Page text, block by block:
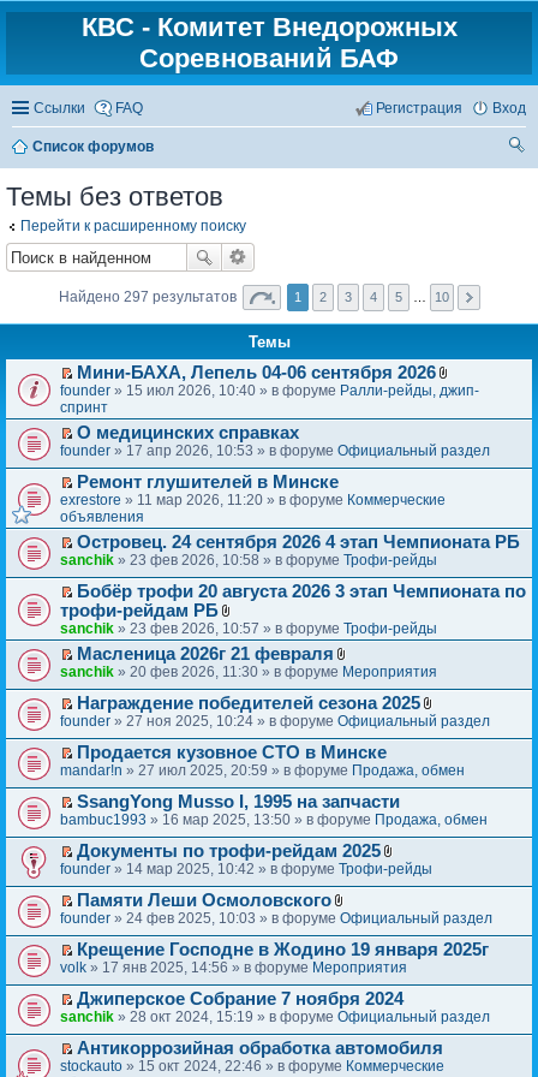
КВС - Комитет Внедорожных
Соревнований БАФ
Ссылки FAQ Вход
Регистрация
Список форумов
Темы без ответов
Перейти к расширенному поиску
Найдено 297 результатов 1 2 3 4 5 … 10
Темы
П
е
р
е
й
т
и
к
п
е
р
о
м
у
н
е
п
р
о
ч
и
т
а
н
н
о
м
у
с
о
о
б
щ
е
н
и
ю
Мини-БАХА, Лепель 04-06 сентября 2026
В
о
е
н
founder » 15 июл 2026, 10:40 » в форуме Ралли-рейды, джип-
спринт
П
е
р
е
й
т
и
к
п
е
р
в
о
м
н
е
р
о
ч
и
т
а
н
н
о
у
с
о
о
б
щ
е
н
и
ю
О медицинских справках
founder » 17 апр 2026, 10:53 » в форуме Официальный раздел
П
е
р
е
й
т
и
к
п
е
р
в
о
м
н
е
р
о
ч
и
т
а
н
н
о
м
у
с
о
о
б
щ
е
Ремонт глушителей в Минске
exrestore » 11 мар 2026, 11:20 » в форуме Коммерческие
объявления
П
е
р
е
й
т
и
к
п
е
р
в
о
м
у
н
е
п
р
о
ч
и
т
а
н
н
о
м
с
о
Островец. 24 сентября 2026 4 этап Чемпионата РБ
sanchik » 23 фев 2026, 10:58 » в форуме Трофи-рейды
П
е
р
е
й
т
и
к
п
е
р
в
о
м
у
н
е
п
р
о
ч
и
т
а
н
н
о
м
Бобёр трофи 20 августа 2026 3 этап Чемпионата по
трофи-рейдам РБ
В
л
о
ж
е
н
и
я
sanchik » 23 фев 2026, 10:57 » в форуме Трофи-рейды
П
е
р
е
й
и
к
п
е
р
в
о
м
у
н
е
п
р
о
ч
и
т
а
н
Масленица 2026г 21 февраля
В
л
о
ж
е
н
и
я
sanchik » 20 фев 2026, 11:30 » в форуме Мероприятия
П
е
р
е
й
т
и
к
п
е
р
в
о
м
у
н
е
п
р
о
ч
и
Награждение победителей сезона 2025
В
л
ж
е
и
я
founder » 27 ноя 2025, 10:24 » в форуме Официальный раздел
П
е
р
е
й
т
и
к
е
р
в
о
м
у
н
е
п
р
Продается кузовное СТО в Минске
mandar!n » 27 июл 2025, 20:59 » в форуме Продажа, обмен
П
е
р
е
й
и
к
п
е
р
в
о
м
у
н
SsangYong Musso I, 1995 на запчасти
bambuc1993 » 16 мар 2025, 13:50 » в форуме Продажа, обмен
П
е
р
е
й
и
к
п
е
р
в
о
Документы по трофи-рейдам 2025
В
л
ж
е
н
и
я
founder » 14 мар 2025, 10:42 » в форуме Трофи-рейды
П
е
р
е
й
т
и
к
п
е
Памяти Леши Осмоловского
В
л
о
ж
е
н
и
я
founder » 24 фев 2025, 10:03 » в форуме Официальный раздел
П
е
р
е
й
т
и
Крещение Господне в Жодино 19 января 2025г
volk » 17 янв 2025, 14:56 » в форуме Мероприятия
П
е
р
е
Джиперское Собрание 7 ноября 2024
sanchik » 28 окт 2024, 15:19 » в форуме Официальный раздел
П
Антикоррозийная обработка автомобиля
stockauto » 15 окт 2024, 22:46 » в форуме Коммерческие